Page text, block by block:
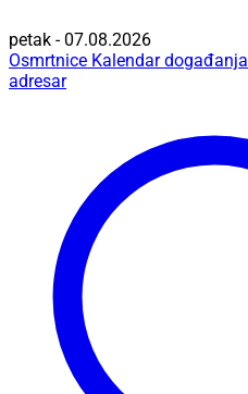
petak - 07.08.2026
Osmrtnice Kalendar događanja
adresar